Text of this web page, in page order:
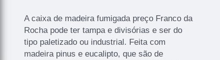
A caixa de madeira fumigada preço Franco da
Rocha pode ter tampa e divisórias e ser do
tipo paletizado ou industrial. Feita com
madeira pinus e eucalipto, que são de